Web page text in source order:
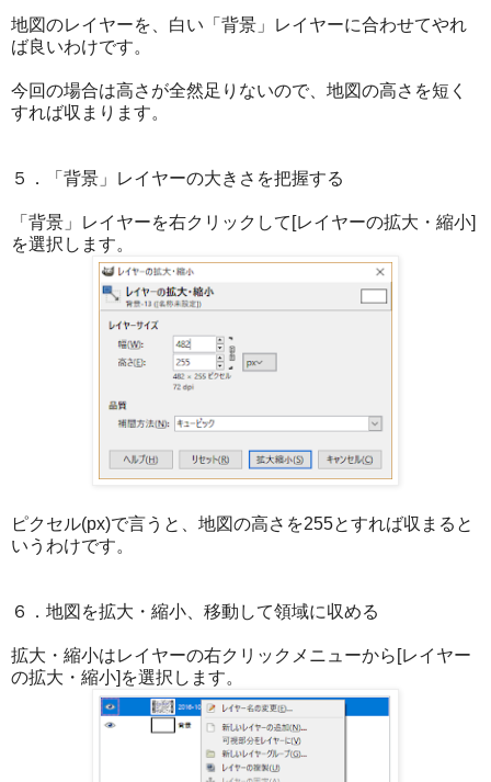
地図のレイヤーを、白い「背景」レイヤーに合わせてやれ
ば良いわけです。
今回の場合は高さが全然足りないので、地図の高さを短く
すれば収まります。
５．「背景」レイヤーの大きさを把握する
「背景」レイヤーを右クリックして[レイヤーの拡大・縮小]
を選択します。
ピクセル(px)で言うと、地図の高さを255とすれば収まると
いうわけです。
６．地図を拡大・縮小、移動して領域に収める
拡大・縮小はレイヤーの右クリックメニューから[レイヤー
の拡大・縮小]を選択します。